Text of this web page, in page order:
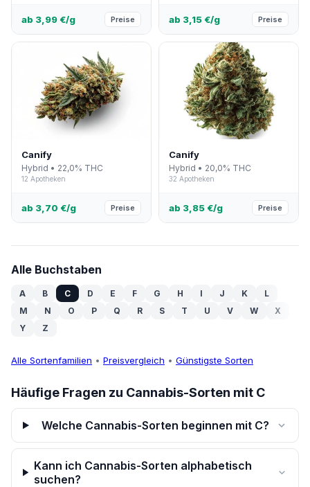
ab 3,99 €/g Preise ab 3,15 €/g Preise
Canify
Hybrid • 22,0% THC
12 Apotheken
ab 3,70 €/g Preise
Canify
Hybrid • 20,0% THC
32 Apotheken
ab 3,85 €/g Preise
Alle Buchstaben
A B C D E F G H I J K
L
M
N O P Q R S T U V W
X
Y
Z
Alle Sortenfamilien • Preisvergleich • Günstigste Sorten
Häufige Fragen zu Cannabis-Sorten mit C
Welche Cannabis-Sorten beginnen mit C?
Kann ich Cannabis-Sorten alphabetisch
suchen?